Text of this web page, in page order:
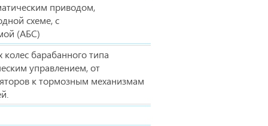
приводом,
схеме, с
(АБС)
барабанного типа
управлением, от
к тормозным механизмам